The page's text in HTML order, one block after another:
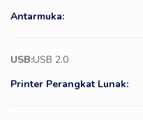
Antarmuka:
USB:USB 2.0
Printer Perangkat Lunak: